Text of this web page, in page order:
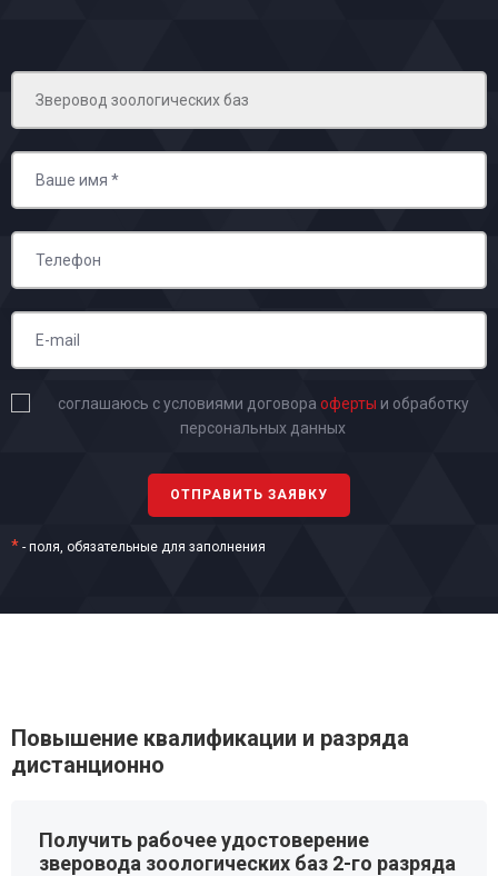
соглашаюсь с условиями договора оферты и обработку
персональных данных
* - поля, обязательные для заполнения
Повышение квалификации и разряда
дистанционно
Получить рабочее удостоверение
зверовода зоологических баз 2-го разряда